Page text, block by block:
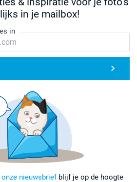
in je mailbox!
in
onze nieuwsbriefblijf je op de hoogte